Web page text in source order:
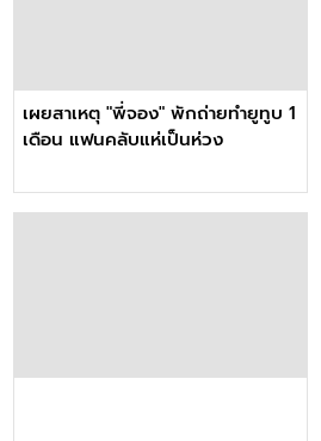
เผยสาเหตุ "พี่จอง" พักถ่ายทำยูทูบ 1
เดือน แฟนคลับแห่เป็นห่วง